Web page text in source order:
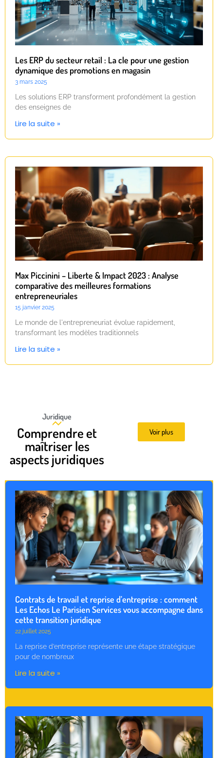
Les ERP du secteur retail : La cle pour une gestion
dynamique des promotions en magasin
3 mars 2025
Les solutions ERP transforment profondément la gestion
des enseignes de
Lire la suite »
Max Piccinini – Liberte & Impact 2023 : Analyse
comparative des meilleures formations
entrepreneuriales
15 janvier 2025
Le monde de l'entrepreneuriat évolue rapidement,
transformant les modèles traditionnels
Lire la suite »
Juridique
Comprendre et
maîtriser les
aspects juridiques
Voir plus
Contrats de travail et reprise d’entreprise : comment
Les Echos Le Parisien Services vous accompagne dans
cette transition juridique
22 juillet 2025
La reprise d’entreprise représente une étape stratégique
pour de nombreux
Lire la suite »